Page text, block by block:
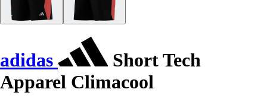
adidas
Short Tech
Apparel Climacool